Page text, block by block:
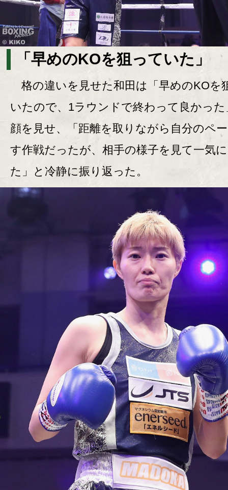
「早めのKOを狙っていた」
格の違いを見せた和田は「早めのKOを
いたので、1ラウンドで終わって良かった
顔を見せ、「距離を取りながら自分のペ
す作戦だったが、相手の様子を見て一気
た」と冷静に振り返った。